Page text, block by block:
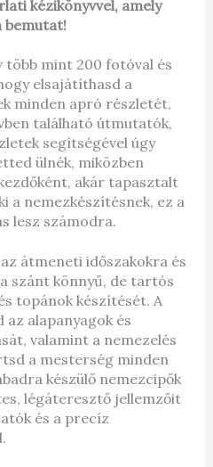
kézikönyvvel, amely
bemutat!
több mint 200 fotóval és
elsajátíthasd a
minden apró részletét,
található útmutatók,
segítségével úgy
ülnék, miközben
akár tapasztalt
a nemezkészítésnek, ez a
lesz számodra.
átmeneti időszakokra és
szánt könnyű, de tartós
topánok készítését. A
alapanyagok és
valamint a nemezelés
a mesterség minden
készülő nemezcipők
légáteresztő jellemzőit
és a precíz